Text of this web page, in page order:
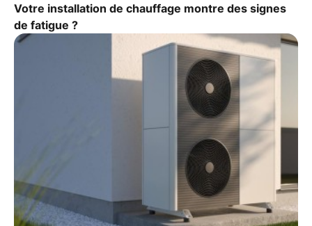
Votre installation de chauffage montre des signes
de fatigue ?